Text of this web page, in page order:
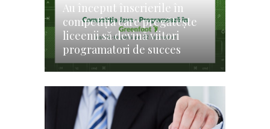
Au început înscrierile în
competiția care pregătește
liceenii să devină viitori
programatori de succes